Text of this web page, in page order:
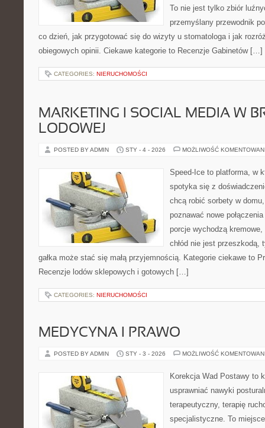
To nie jest tylko zbiór
przemyślany przewodnik
co dzień, jak przygotować się do wizyty u stomatologa i jak
obiegowych opinii. Ciekawe kategorie to Recenzje Gabinetów […]
CATEGORIES: NIERUCHOMOŚCI
MARKETING I SOCIAL MEDIA W
LODOWEJ
POSTED BY ADMIN STY - 4 - 2026 MOŻLIWOŚĆ
Speed-Ice to platforma, w
spotyka się z
chcą robić sorbety w
poznawać nowe
porcje wychodzą
chłód nie jest przeszkodą,
gałka może stać się małą przyjemnością. Kategorie ciekawe to
Recenzje lodów sklepowych i gotowych […]
CATEGORIES: NIERUCHOMOŚCI
MEDYCYNA I PRAWO
POSTED BY ADMIN STY - 3 - 2026 MOŻLIWOŚĆ
Korekcja Wad Postawy to
usprawniać nawyki
terapeutyczny, terapię
specjalistyczne. To